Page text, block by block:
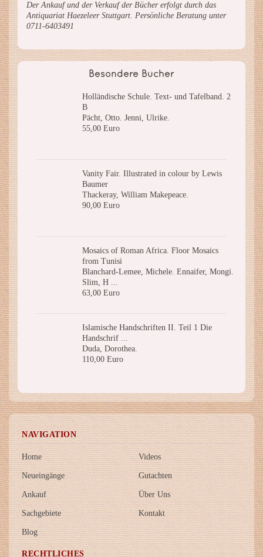
Der Ankauf und der Verkauf der Bücher erfolgt durch das
Antiquariat Haezeleer Stuttgart. Persönliche Beratung unter
0711-6403491
Besondere Bücher
Holländische Schule. Text- und Tafelband. 2
B
Pächt, Otto. Jenni, Ulrike.
55,00 Euro
Vanity Fair. Illustrated in colour by Lewis
Baumer
Thackeray, William Makepeace.
90,00 Euro
Mosaics of Roman Africa. Floor Mosaics
from Tunisi
Blanchard-Lemee, Michele. Ennaifer, Mongi.
Slim, H ...
63,00 Euro
Islamische Handschriften II. Teil 1 Die
Handschrif ...
Duda, Dorothea.
110,00 Euro
NAVIGATION
Home
Neueingänge
Ankauf
Sachgebiete
Blog
Videos
Gutachten
Über Uns
Kontakt
RECHTLICHES